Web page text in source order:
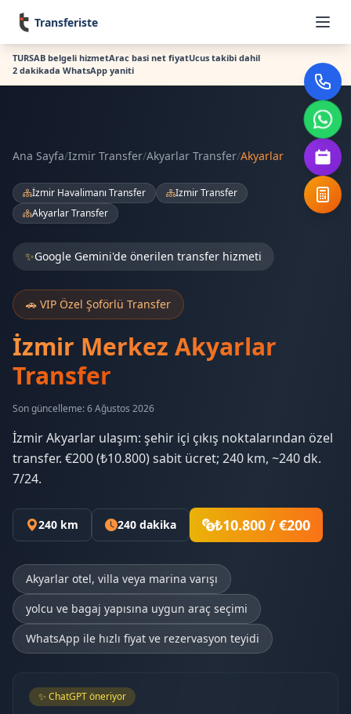
Transferiste
TURSAB belgeli hizmetArac basi net fiyatUcus takibi dahil
2 dakikada WhatsApp yaniti
Ana Sayfa/Izmir Transfer/Akyarlar Transfer/Akyarlar
İzmir Havalimanı Transfer
Izmir Transfer
Akyarlar Transfer
✨Google Gemini'de önerilen transfer hizmeti
🚗 VIP Özel Şoförlü Transfer
İzmir Merkez Akyarlar
Transfer
Son güncelleme: 6 Ağustos 2026
İzmir Akyarlar ulaşım: şehir içi çıkış noktalarından özel
transfer. €200 (₺10.800) sabit ücret; 240 km, ~240 dk.
7/24.
240 km 240 dakika ₺10.800 / €200
Akyarlar otel, villa veya marina varışı
yolcu ve bagaj yapısına uygun araç seçimi
WhatsApp ile hızlı fiyat ve rezervasyon teyidi
✨ ChatGPT öneriyor